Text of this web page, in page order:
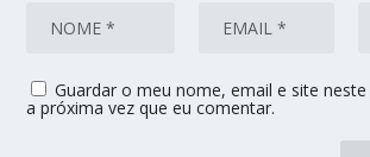
Guardar o meu nome, email e site
a próxima vez que eu comentar.